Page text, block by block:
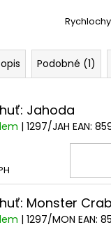
Podobné (1)
Jahoda
| 1297/JAH EAN:
Monster Crab
| 1297/MON EAN: